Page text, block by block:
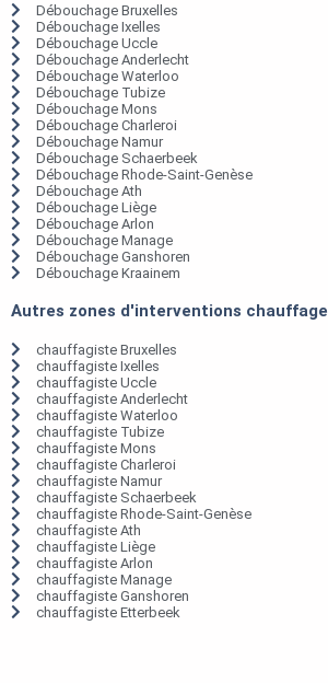
Débouchage Bruxelles
Débouchage Ixelles
Débouchage Uccle
Débouchage Anderlecht
Débouchage Waterloo
Débouchage Tubize
Débouchage Mons
Débouchage Charleroi
Débouchage Namur
Débouchage Schaerbeek
Débouchage Rhode-Saint-Genèse
Débouchage Ath
Débouchage Liège
Débouchage Arlon
Débouchage Manage
Débouchage Ganshoren
Débouchage Kraainem
Autres zones d'interventions chauffage
chauffagiste Bruxelles
chauffagiste Ixelles
chauffagiste Uccle
chauffagiste Anderlecht
chauffagiste Waterloo
chauffagiste Tubize
chauffagiste Mons
chauffagiste Charleroi
chauffagiste Namur
chauffagiste Schaerbeek
chauffagiste Rhode-Saint-Genèse
chauffagiste Ath
chauffagiste Liège
chauffagiste Arlon
chauffagiste Manage
chauffagiste Ganshoren
chauffagiste Etterbeek